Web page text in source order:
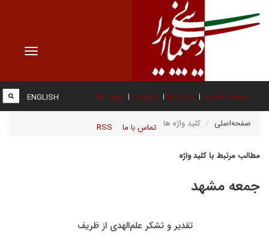
Toggle
صفحه نخست درباره ما عضویت پیوند ها
تماس با ما RSS
ENGLISH
صفحه‌اصلی کلید واژه ها
مطالب مرتبط با کلید واژه
جمعه مشهد
تقدیر و تشکر علم‌الهدی از ظریف